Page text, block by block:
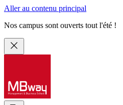
Aller au contenu principal
Nos campus sont ouverts tout l'été !